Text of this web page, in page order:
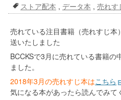
ストア配本 , データ本 , 売れす
売れている注目書籍（売れすじ
送いたしました
BCCKSで3月に売れている書籍の
ました。
2018年3月の売れすじ本はこちら
気になる本があったら読んでみて